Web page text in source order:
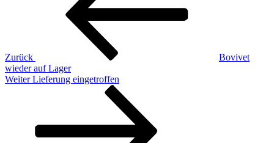
Zurück
Bovivet
wieder auf Lager
Nächster
Weiter Lieferung eingetroffen